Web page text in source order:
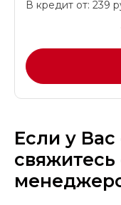
В кредит от: 239
Если у